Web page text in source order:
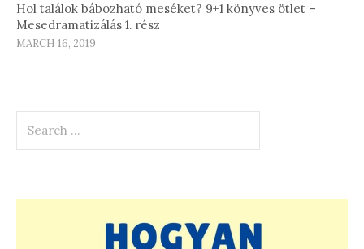
Hol találok bábozható meséket? 9+1 könyves ötlet –
Mesedramatizálás 1. rész
MARCH 16, 2019
for: